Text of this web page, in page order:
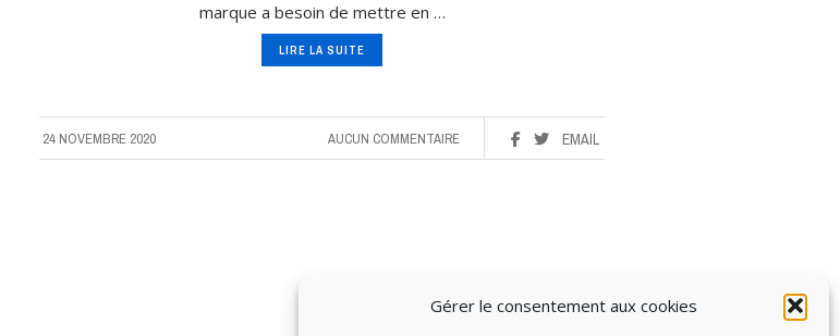
Gérer le consentement aux cookies
marque a besoin de mettre en …
LIRE LA SUITE
24 NOVEMBRE 2020 EMAIL
AUCUN COMMENTAIRE